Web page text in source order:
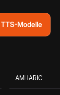
Modelle
AMHARIC